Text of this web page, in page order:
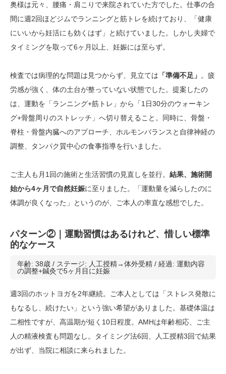
奥様は元々、腰痛・肩こりで来院されていた方でした。仕事の合
間に週2回ほどジムでランニングと筋トレを続けており、「健康
にいいから妊活にも効くはず」と続けていました。しかし夫婦で
タイミングを取って6ヶ月以上、妊娠には至らず。
検査では病理的な問題は見つからず、見立ては 「準備不足」 。疲
労感が強く、体の土台が整っていない状態でした。提案したの
は、運動を「ランニング+筋トレ」から「1日30分のウォーキン
グ+骨盤周りのストレッチ」へ切り替えること。同時に、骨盤・
脊柱・骨盤内臓へのアプローチ、ホルモンバランスと自律神経の
調整、タンパク質中心の食事指導を行いました。
ご主人も月1回の施術と生活習慣の見直しを並行。 結果、施術開
始から4ヶ月で自然妊娠に至りました。「運動量を減らしたのに
体調が良くなった」というのが、ご本人の率直な感想でした。
パターン②｜運動習慣はあるけれど、惜しい標準
的なケース
年齢: 38歳 / ステージ: 人工授精→体外受精 / 経過: 運動内容
の調整+鍼灸で5ヶ月目に妊娠
週3回のホットヨガを2年継続。ご本人としては「ストレス発散に
もなるし、続けたい」という強い希望がありました。基礎体温は
二相性ですが、高温期が短く10日程度。AMHは年齢相応、ご主
人の精液検査も問題なし。タイミング法6回、人工授精3回で結果
が出ず、当院に相談に来られました。